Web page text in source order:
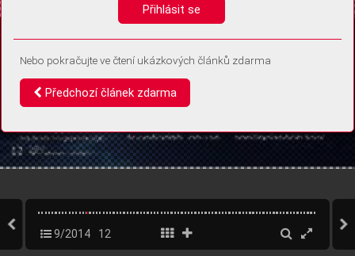
9/2014 12
Přihlásit se
Nebo pokračujte ve čtení ukázkových článků zdarma
Předchozí článek zdarma